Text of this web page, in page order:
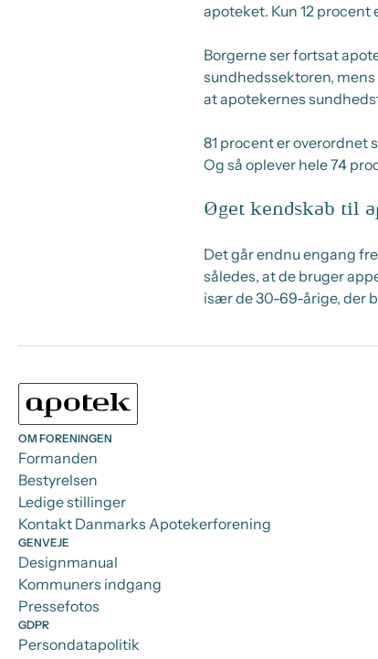
apoteket. Kun 12
Borgerne ser fortsat
sundhedssektoren, mens
at apotekernes
81 procent er overordnet
Og så oplever hele 74
Øget kendskab til
Det går endnu engang
således, at de bruger
især de 30-69-årige, der
OM FORENINGEN
Formanden
Bestyrelsen
Ledige stillinger
Kontakt Danmarks Apotekerforening
GENVEJE
Designmanual
Kommuners indgang
Pressefotos
GDPR
Persondatapolitik